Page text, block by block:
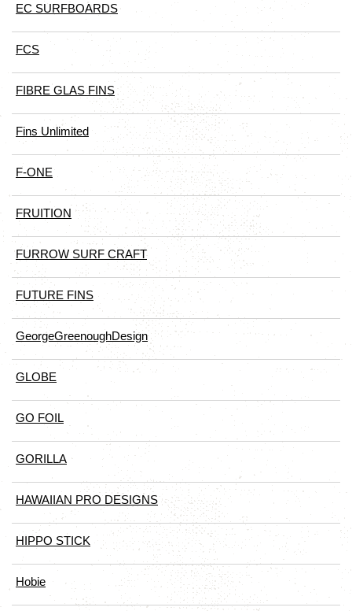
EC SURFBOARDS
FCS
FIBRE GLAS FINS
Fins Unlimited
F-ONE
FRUITION
FURROW SURF CRAFT
FUTURE FINS
GeorgeGreenoughDesign
GLOBE
GO FOIL
GORILLA
HAWAIIAN PRO DESIGNS
HIPPO STICK
Hobie